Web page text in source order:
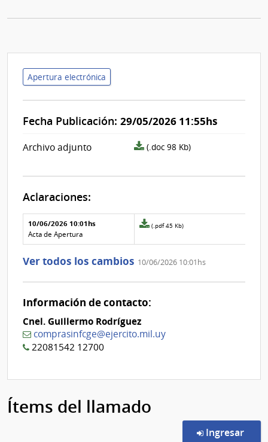
Apertura electrónica
Fecha Publicación: 29/05/2026 11:55hs
Archivo adjunto
archivo
(.doc 98 Kb)
Aclaraciones:
Aclaraciones del llamado
Fecha y
texto de
la
Archivo
de la
10/06/2026 10:01hs
Acta de Apertura
Archivo
de
aclaración
0
(.pdf 45 Kb)
Ver todos los cambios 10/06/2026 10:01hs
Información de contacto:
Cnel. Guillermo Rodríguez
comprasinfcge@ejercito.mil.uy
22081542 12700
Ítems del llamado
Ingresar